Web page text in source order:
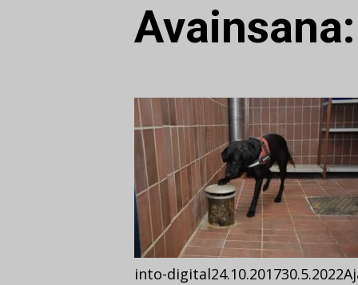
into-digital24.10.201730.5.2022